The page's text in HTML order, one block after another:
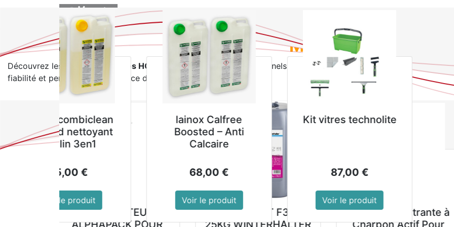
BOUTIQUE
​ Meilleures ventes
Découvrez les meilleures ventes HOREDIS
, équipements professionnels et produits d’hygiène pour hôtels,
fiabilité et performance au service de vos activités professionnelles
DETERGENT LAVE
BATTERIE F865 PLUS
Plateau avec
poignées Roltex
Equerre réglable 1
niveau Gastro M
GALA FLORAL
Nettoyant Sols Neutre
- Bidon de 4 L
10,89
Voir le produit
Autolaveuse à
2 499,00
Voir le produit